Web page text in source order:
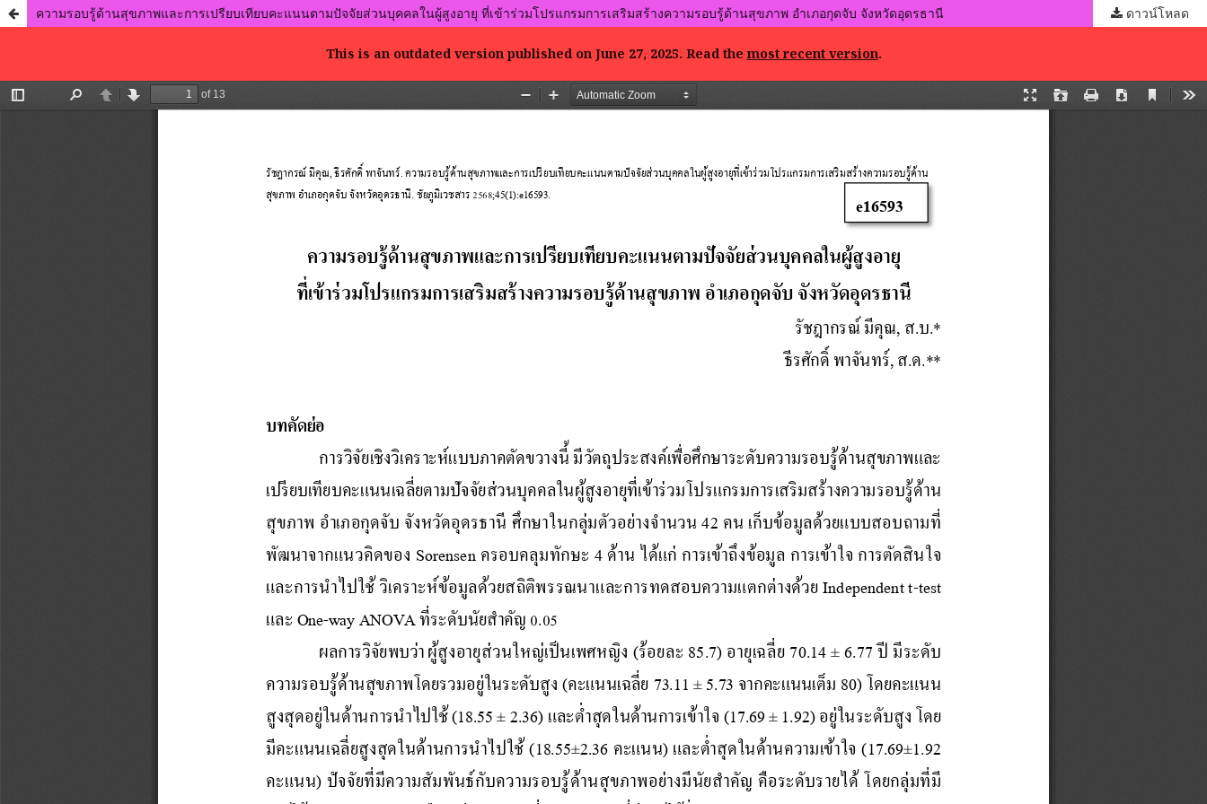
ความรอบรู้ด้านสุขภาพและการเปรียบเทียบคะแนนตามปัจจัยส่วนบุคคลในผู้สูงอายุ ที่เข้าร่วมโปรแกรมการเสริมสร้างความรอบรู้ด้านสุขภาพ อำเภอกุดจับ จังหวัดอุดรธานี ดาวน์โหลด
This is an outdated version published on June 27, 2025. Read themost recent version.